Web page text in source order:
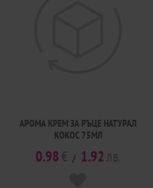
АРОМА КРЕМ ЗА РЪЦЕ НАТУРАЛ
КОКОС 75МЛ
0.98 / 1.92